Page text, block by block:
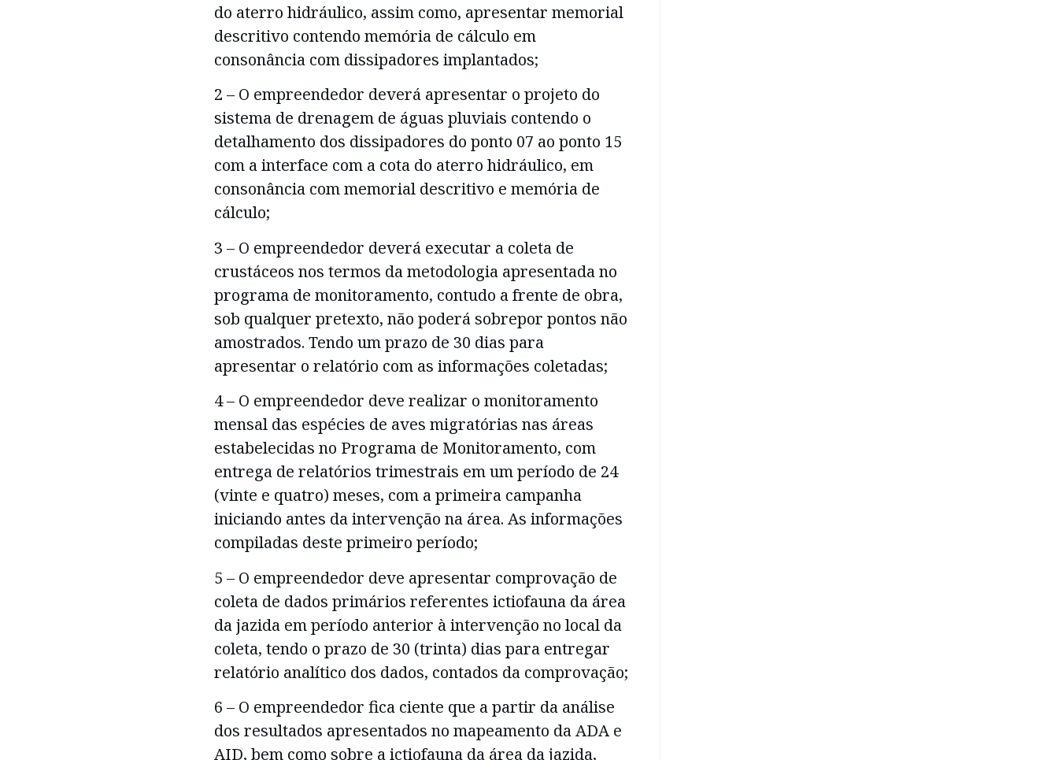
do aterro hidráulico, assim como, apresentar memorial
descritivo contendo memória de cálculo em
consonância com dissipadores implantados;
2 – O empreendedor deverá apresentar o projeto do
sistema de drenagem de águas pluviais contendo o
detalhamento dos dissipadores do ponto 07 ao ponto 15
com a interface com a cota do aterro hidráulico, em
consonância com memorial descritivo e memória de
cálculo;
3 – O empreendedor deverá executar a coleta de
crustáceos nos termos da metodologia apresentada no
programa de monitoramento, contudo a frente de obra,
sob qualquer pretexto, não poderá sobrepor pontos não
amostrados. Tendo um prazo de 30 dias para
apresentar o relatório com as informações coletadas;
4 – O empreendedor deve realizar o monitoramento
mensal das espécies de aves migratórias nas áreas
estabelecidas no Programa de Monitoramento, com
entrega de relatórios trimestrais em um período de 24
(vinte e quatro) meses, com a primeira campanha
iniciando antes da intervenção na área. As informações
compiladas deste primeiro período;
5 – O empreendedor deve apresentar comprovação de
coleta de dados primários referentes ictiofauna da área
da jazida em período anterior à intervenção no local da
coleta, tendo o prazo de 30 (trinta) dias para entregar
relatório analítico dos dados, contados da comprovação;
6 – O empreendedor fica ciente que a partir da análise
dos resultados apresentados no mapeamento da ADA e
AID, bem como sobre a ictiofauna da área da jazida,